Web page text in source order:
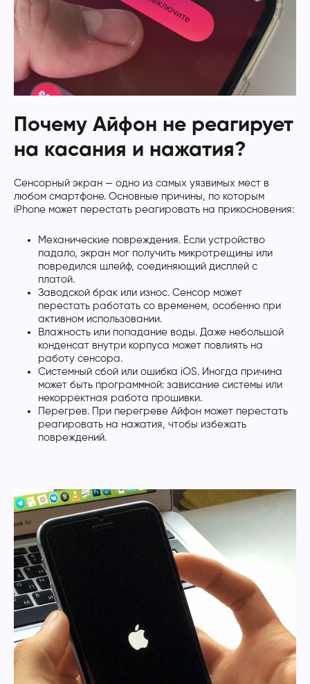
Почему Айфон не реагирует
на касания и нажатия?
Сенсорный экран — одно из самых уязвимых мест в
любом смартфоне. Основные причины, по которым
iPhone может перестать реагировать на прикосновения:
Механические повреждения. Если устройство
падало, экран мог получить микротрещины или
повредился шлейф, соединяющий дисплей с
платой.
Заводской брак или износ. Сенсор может
перестать работать со временем, особенно при
активном использовании.
Влажность или попадание воды. Даже небольшой
конденсат внутри корпуса может повлиять на
работу сенсора.
Системный сбой или ошибка iOS. Иногда причина
может быть программной: зависание системы или
некорректная работа прошивки.
Перегрев. При перегреве Айфон может перестать
реагировать на нажатия, чтобы избежать
повреждений.